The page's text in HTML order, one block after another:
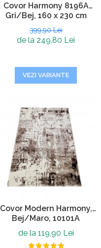
Covor Harmony 8196A
Gri/Bej, 160 x 230 cm
399,90 Lei
de la 249,80 Lei
VEZI VARIANTE
Covor Modern Harmony,
Bej/Maro, 10101A
de la 119,90 Lei